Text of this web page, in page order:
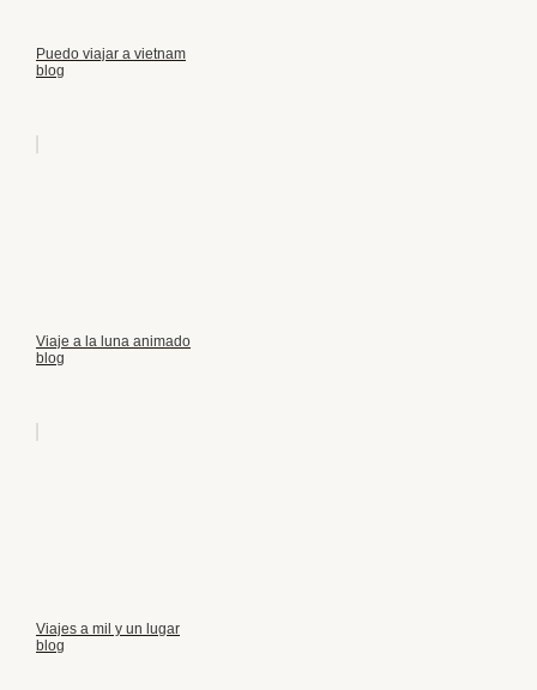
Puedo viajar a vietnam
blog
Viaje a la luna animado
blog
Viajes a mil y un lugar
blog